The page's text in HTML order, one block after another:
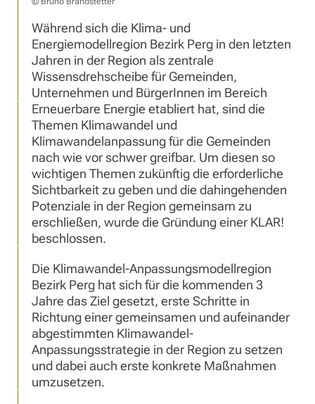
Während sich die Klima- und
Energiemodellregion Bezirk Perg in den letzten
Jahren in der Region als zentrale
Wissensdrehscheibe für Gemeinden,
Unternehmen und BürgerInnen im Bereich
Erneuerbare Energie etabliert hat, sind die
Themen Klimawandel und
Klimawandelanpassung für die Gemeinden
nach wie vor schwer greifbar. Um diesen so
wichtigen Themen zukünftig die erforderliche
Sichtbarkeit zu geben und die dahingehenden
Potenziale in der Region gemeinsam zu
erschließen, wurde die Gründung einer KLAR!
beschlossen.
Die Klimawandel-Anpassungsmodellregion
Bezirk Perg hat sich für die kommenden 3
Jahre das Ziel gesetzt, erste Schritte in
Richtung einer gemeinsamen und aufeinander
abgestimmten Klimawandel-
Anpassungsstrategie in der Region zu setzen
und dabei auch erste konkrete Maßnahmen
umzusetzen.